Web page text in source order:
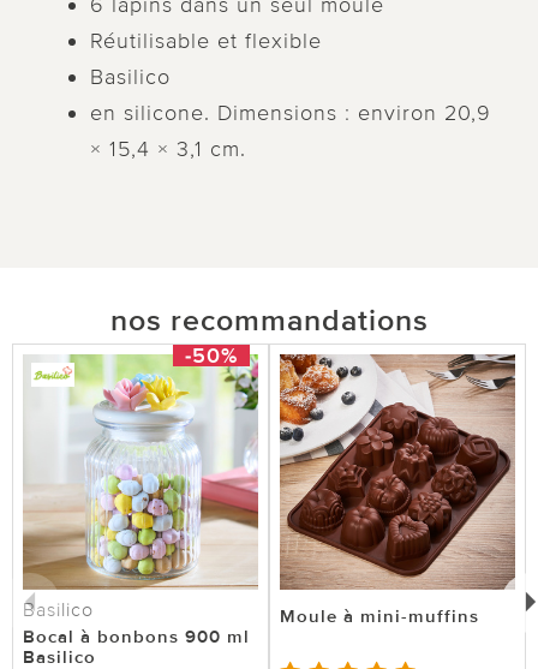
Réutilisable et flexible
Basilico
en silicone. Dimensions : environ 20,9
× 15,4 × 3,1 cm.
nos recommandations
-50%
Basilico
Bocal à bonbons 900 ml
Basilico
Moule à mini-muffins